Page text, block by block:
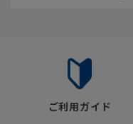
ご利用ガイド